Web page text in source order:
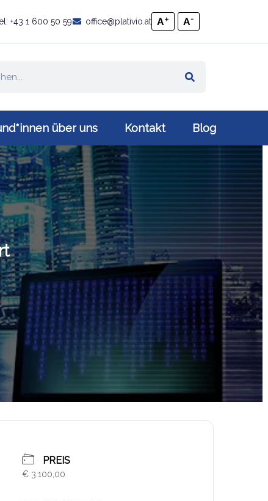
+43 1 600 50 59 office@plativio.at A+ A-
über uns Kontakt Blog
PREIS
€ 3.100,00